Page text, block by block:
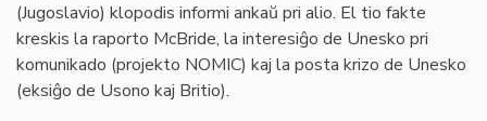
(Jugoslavio) klopodis informi ankaŭ pri alio. El tio fakte
kreskis la raporto McBride, la interesiĝo de Unesko pri
komunikado (projekto NOMIC) kaj la posta krizo de Unesko
(eksiĝo de Usono kaj Britio).